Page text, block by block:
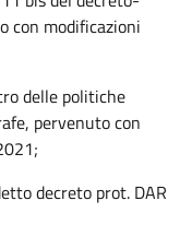
con modificazioni
delle politiche
pervenuto con
decreto prot. DAR